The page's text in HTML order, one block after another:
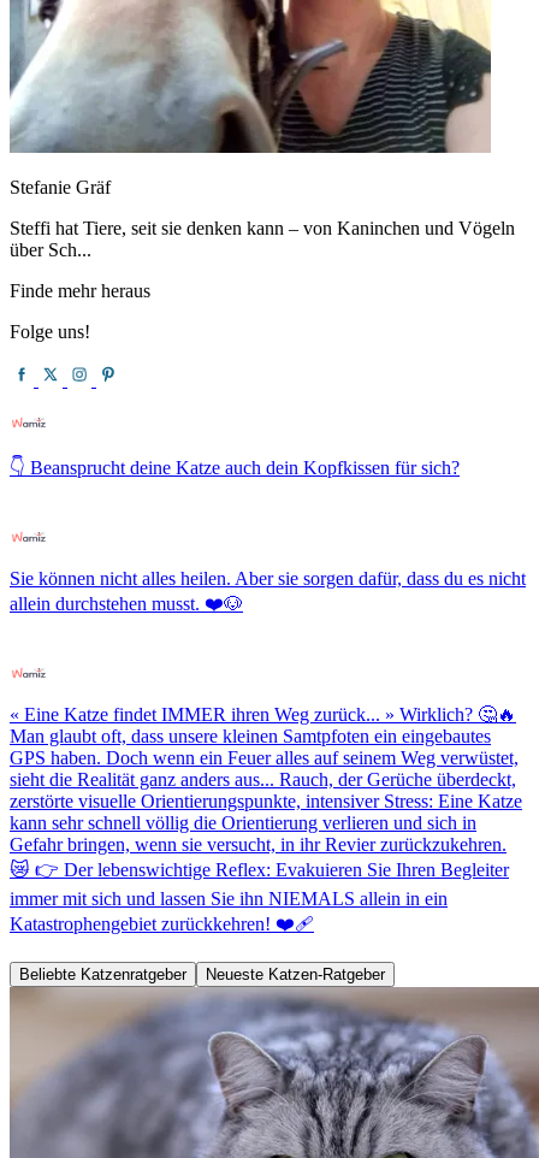
Stefanie Gräf
Steffi hat Tiere, seit sie denken kann – von Kaninchen und Vögeln
über Sch...
Finde mehr heraus
Folge uns!
👇 Beansprucht deine Katze auch dein Kopfkissen für sich?
Sie können nicht alles heilen. Aber sie sorgen dafür, dass du es nicht
allein durchstehen musst. ❤️🐶
« Eine Katze findet IMMER ihren Weg zurück... » Wirklich? 🤔🔥
Man glaubt oft, dass unsere kleinen Samtpfoten ein eingebautes
GPS haben. Doch wenn ein Feuer alles auf seinem Weg verwüstet,
sieht die Realität ganz anders aus... Rauch, der Gerüche überdeckt,
zerstörte visuelle Orientierungspunkte, intensiver Stress: Eine Katze
kann sehr schnell völlig die Orientierung verlieren und sich in
Gefahr bringen, wenn sie versucht, in ihr Revier zurückzukehren.
😿 👉 Der lebenswichtige Reflex: Evakuieren Sie Ihren Begleiter
immer mit sich und lassen Sie ihn NIEMALS allein in ein
Katastrophengebiet zurückkehren! ❤️‍🩹
Beliebte Katzenratgeber Neueste Katzen-Ratgeber